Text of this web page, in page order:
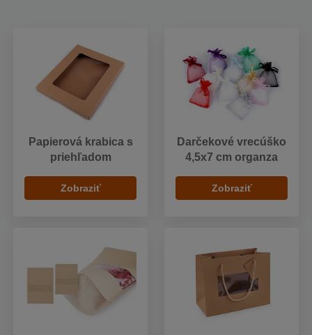
Papierová krabica s
priehľadom
Zobraziť
Darčekové vrecúško
4,5x7 cm organza
Zobraziť